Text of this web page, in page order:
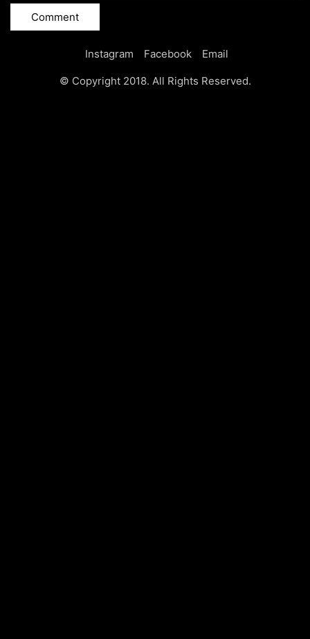
Instagram Facebook Email
© Copyright 2018. All Rights Reserved.